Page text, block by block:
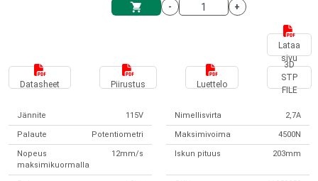
Norsk (NOK)
Suomi (EUR)
Svenska (SEK)
- +
Lataa
sivu
Datasheet Piirustus Luettelo
3D
STP
FILE
Jännite 115V Nimellisvirta 2,7A
Palaute Potentiometri Maksimivoima 4500N
Nopeus
maksimikuormalla
12mm/s Iskun pituus 203mm